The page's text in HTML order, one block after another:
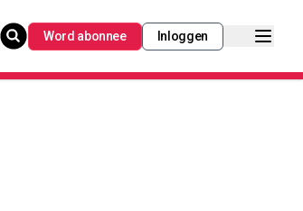
Word abonnee Inloggen